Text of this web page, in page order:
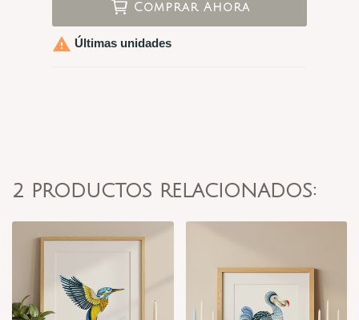
Comprar Ahora
 Últimas unidades
2 PRODUCTOS RELACIONADOS: